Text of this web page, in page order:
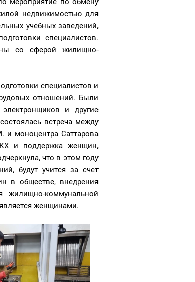
недвижимостью для
учебных заведений,
специалистов.
со сферой жилищно-
специалистов и
отношений. Были
и другие
встреча между
и моноцентра Саттарова
и поддержка женщин,
что в этом году
будут учится за счет
в обществе, внедрения
жилищно-коммунальной
женщинами.